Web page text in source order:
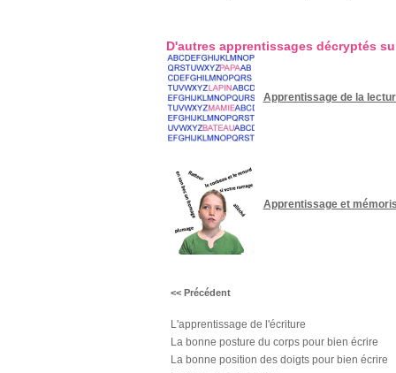
D'autres apprentissages décryptés
Apprentissage de la
Apprentissage et
<< Précédent
L'apprentissage de l'écriture
La bonne posture du corps pour bien écrire
La bonne position des doigts pour bien écrire